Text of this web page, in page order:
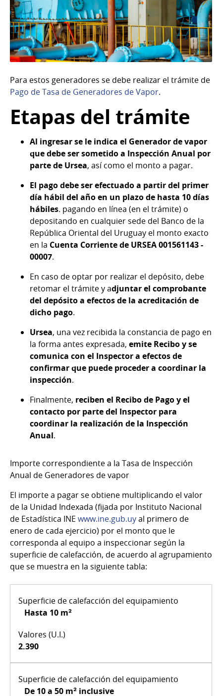
Para estos generadores se debe realizar el trámite de
Pago de Tasa de Generadores de Vapor.
Etapas del trámite
Al ingresar se le indica el Generador de vapor
que debe ser sometido a Inspección Anual por
parte de Ursea, así como el monto a pagar.
El pago debe ser efectuado a partir del primer
día hábil del año en un plazo de hasta 10 días
hábiles. pagando en línea (en el trámite) o
depositando en cualquier sede del Banco de la
República Oriental del Uruguay el monto exacto
en la Cuenta Corriente de URSEA 001561143 -
00007.
En caso de optar por realizar el depósito, debe
retomar el trámite y adjuntar el comprobante
del depósito a efectos de la acreditación de
dicho pago.
Ursea, una vez recibida la constancia de pago en
la forma antes expresada, emite Recibo y se
comunica con el Inspector a efectos de
confirmar que puede proceder a coordinar la
inspección.
Finalmente, reciben el Recibo de Pago y el
contacto por parte del Inspector para
coordinar la realización de la Inspección
Anual.
Importe correspondiente a la Tasa de Inspección
Anual de Generadores de vapor
El importe a pagar se obtiene multiplicando el valor
de la Unidad Indexada (fijada por Instituto Nacional
de Estadística INE www.ine.gub.uyal primero de
enero de cada ejercicio) por el monto que le
corresponda al equipo a inspeccionar según la
superficie de calefacción, de acuerdo al agrupamiento
que se muestra en la siguiente tabla:
Hasta 10 m²
2.390
De 10 a 50 m² inclusive